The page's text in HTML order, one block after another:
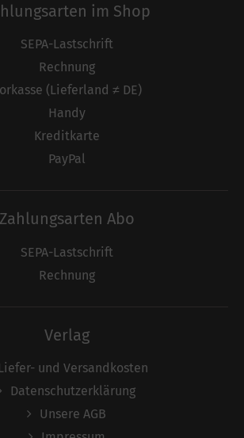
im Shop
SEPA-Lastschrift
Rechnung
(Lieferland ≠ DE)
Handy
Kreditkarte
PayPal
Zahlungsarten Abo
SEPA-Lastschrift
Rechnung
Verlag
Liefer- und Versandkosten
Datenschutzerklärung
Unsere AGB